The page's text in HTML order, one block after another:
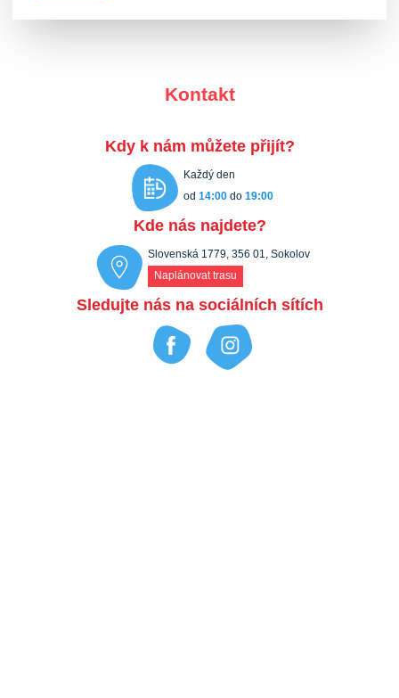
Kontakt
Kdy k nám můžete přijít?
Každý den
od 14:00 do 19:00
Kde nás najdete?
Slovenská 1779, 356 01, Sokolov
Naplánovat trasu
Sledujte nás na sociálních sítích